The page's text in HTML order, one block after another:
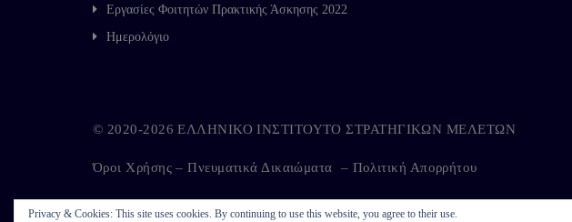
Εργασίες Φοιτητών Πρακτικής Άσκησης 2022
Ημερολόγιο
Privacy & Cookies: This site uses cookies. By continuing to use this website, you agree to their use.
© 2020-2026 ΕΛΛΗΝΙΚΟ ΙΝΣΤΙΤΟΥΤΟ ΣΤΡΑΤΗΓΙΚΩΝ ΜΕΛΕΤΩΝ
Όροι Χρήσης – Πνευματικά Δικαιώματα – Πολιτική Απορρήτου